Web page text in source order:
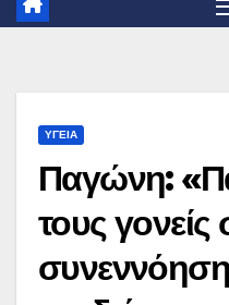
ΥΓΕΊΑ
Παγώνη:
τους γονείς